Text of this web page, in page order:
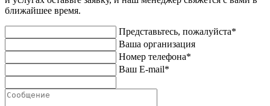
ближайшее время.
Представьтесь, пожалуйста*
Ваша организация
Номер телефона*
Ваш E-mail*